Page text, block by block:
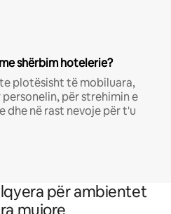
shërbim hotelerie?
plotësisht të mobiluara,
për strehimin e
dhe në rast nevoje për t'u
për ambientet
mujore